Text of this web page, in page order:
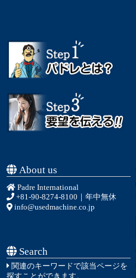
About us
Padre International
+81-90-8274-8100 ｜年中無休
info@usedmachine.co.jp
Search
関連のキーワードで該当ページを
探すことができます。